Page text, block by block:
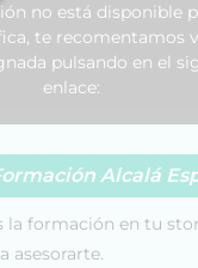
no está disponible
te recomentamos
pulsando en el
enlace:
Alcalá
la formación en tu
asesorarte.